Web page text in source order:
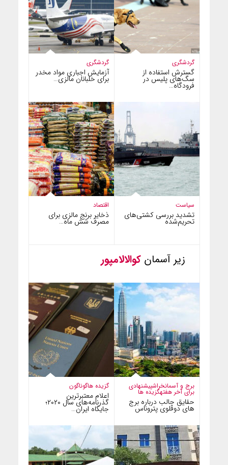
گردشگری
آزمایش اجباری مواد مخدر
برای خلبانان مالزی…
گردشگری
گسترش استفاده از
سگ‌های پلیس در
فرودگاه…
اقتصاد
ذخایر برنج مالزی برای
مصرف شش ماه…
سیاست
تشدید بررسی کشتی‌های
تحریم‌شده
زیر آسمان کوالالامپور
گزیده هاگوناگون
اعلام معتبرترین
گذرنامه‌های سال ۲۰۲۰؛
جایگاه ایران…
برج و آسمانخراشپیشنهادی
برای آخر هفتهگزیده ها
حقایق جالب درباره برج
های دوقلوی پتروناس